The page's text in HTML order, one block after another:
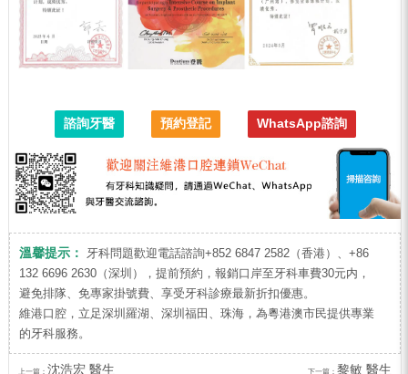
諮詢牙醫 預約登記 WhatsApp諮詢
溫馨提示：
牙科問題歡迎電話諮詢+852 6847 2582（香港）、+86
132 6696 2630（深圳），提前預約，報銷口岸至牙科車費30元内，
避免排隊、免專家掛號費、享受牙科診療最新折扣優惠。
維港口腔，立足深圳羅湖、深圳福田、珠海，為粵港澳市民提供專業
的牙科服務。
上一篇： 沈浩宏 醫生 下一篇：黎敏 醫生